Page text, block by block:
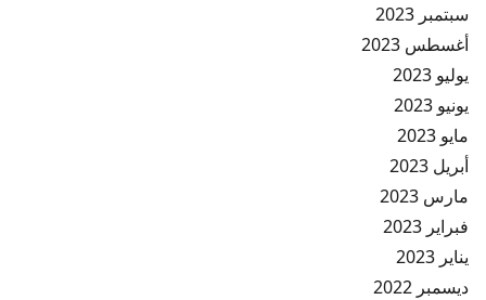
سبتمبر 2023
أغسطس 2023
يوليو 2023
يونيو 2023
مايو 2023
أبريل 2023
مارس 2023
فبراير 2023
يناير 2023
ديسمبر 2022